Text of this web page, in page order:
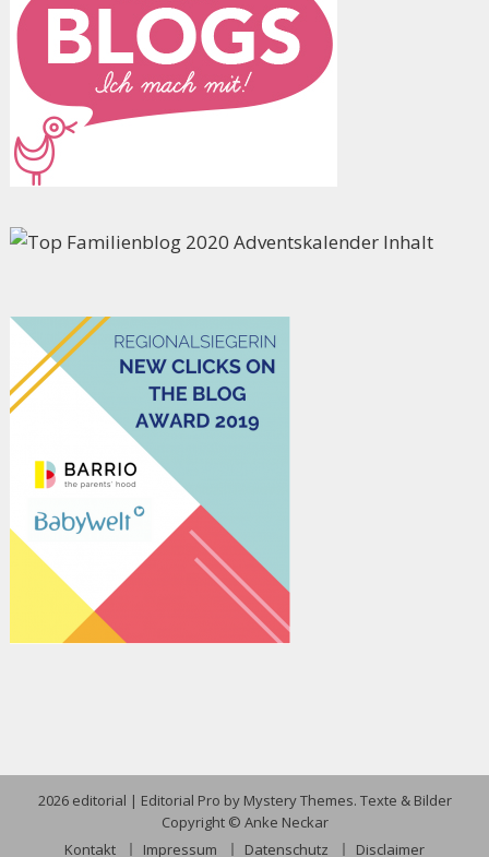
2026 editorial | Editorial Pro by Mystery Themes. Texte & Bilder
Copyright © Anke Neckar
Kontakt
Impressum Datenschutz Disclaimer